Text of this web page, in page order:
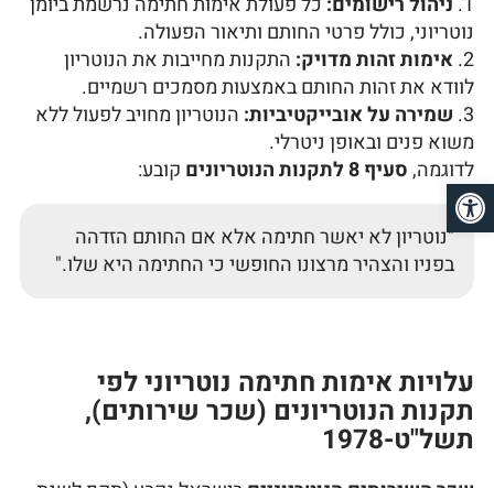
נוטריוני, כולל פרטי החותם ותיאור הפעולה.
אימות זהות מדויק: התקנות מחייבות את הנוטריון
לוודא את זהות החותם באמצעות מסמכים רשמיים.
שמירה על אובייקטיביות: הנוטריון מחויב לפעול ללא
משוא פנים ובאופן ניטרלי.
לדוגמה,סעיף 8 לתקנות הנוטריונים קובע:
"נוטריון לא יאשר חתימה אלא אם החותם הזדהה
בפניו והצהיר מרצונו החופשי כי החתימה היא שלו."
עלויות אימות חתימה נוטריוני לפי
תקנות הנוטריונים (שכר שירותים),
תשל"ט-1978
פתח סרגל נגישות